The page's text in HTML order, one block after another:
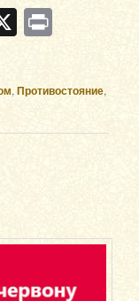
X
,Противостояние,